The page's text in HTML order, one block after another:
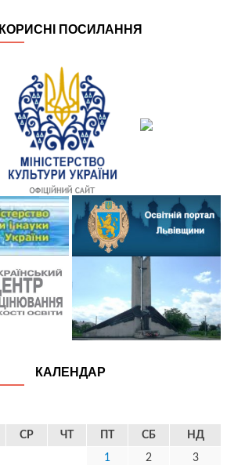
КОРИСНІ ПОСИЛАННЯ
КАЛЕНДАР
СР ЧТ СБ НД
1 2 3